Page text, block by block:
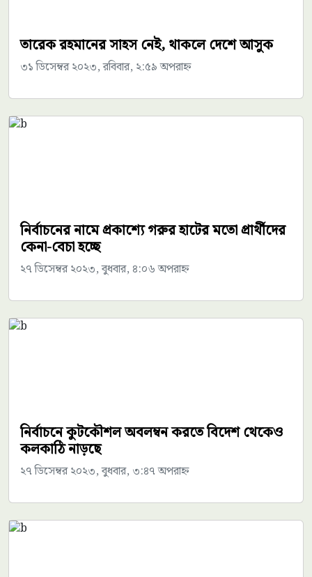
তারেক রহমানের সাহস নেই, থাকলে দেশে আসুক
৩১ ডিসেম্বর ২০২৩, রবিবার, ২:৫৯ অপরাহ্ন
নির্বাচনের নামে প্রকাশ্যে গরুর হাটের মতো প্রার্থীদের
কেনা-বেচা হচ্ছে
২৭ ডিসেম্বর ২০২৩, বুধবার, ৪:০৬ অপরাহ্ন
নির্বাচনে কুটকৌশল অবলম্বন করতে বিদেশ থেকেও
কলকাঠি নাড়ছে
২৭ ডিসেম্বর ২০২৩, বুধবার, ৩:৪৭ অপরাহ্ন